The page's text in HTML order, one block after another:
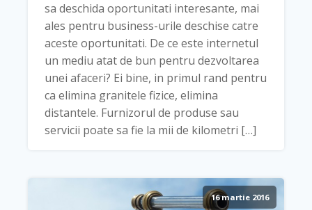
sa deschida oportunitati interesante, mai
ales pentru business-urile deschise catre
aceste oportunitati. De ce este internetul
un mediu atat de bun pentru dezvoltarea
unei afaceri? Ei bine, in primul rand pentru
ca elimina granitele fizice, elimina
distantele. Furnizorul de produse sau
servicii poate sa fie la mii de kilometri […]
16 martie 2016